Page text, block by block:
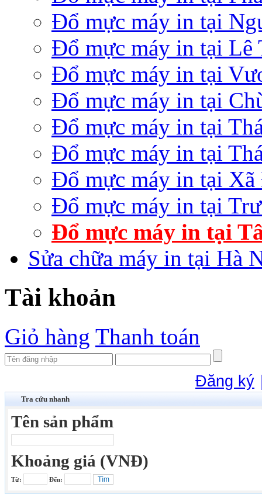
Đổ mực máy in tại
Đổ mực máy in tại Lê
Đổ mực máy in tại
Đổ mực máy in tại
Đổ mực máy in tại
Đổ mực máy in tại
Đổ mực máy in tại Xã
Đổ mực máy in tại
Đổ mực máy in tại
Sửa chữa máy in tại Hà
Tài khoản
Giỏ hàng Thanh toán
Đăng ký
Tra cứu nhanh
Tên sản phẩm
Khoảng giá (VNĐ)
Từ: Đến: